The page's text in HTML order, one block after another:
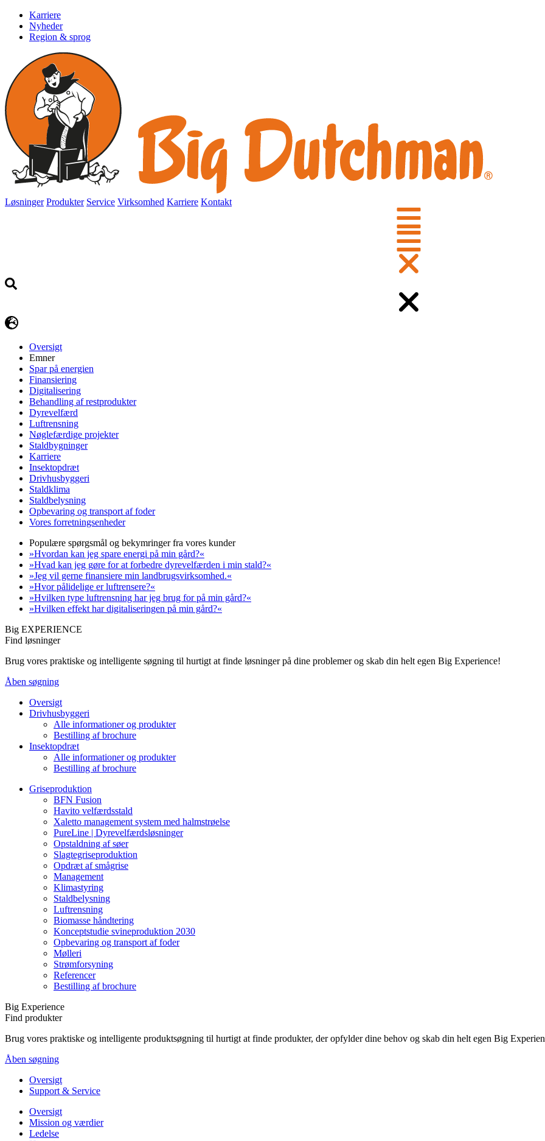
Karriere
Nyheder
Region & sprog
Løsninger Produkter Service Virksomhed Karriere Kontakt
Oversigt
Emner
Spar på energien
Finansiering
Digitalisering
Behandling af restprodukter
Dyrevelfærd
Luftrensning
Nøglefærdige projekter
Staldbygninger
Karriere
Insektopdræt
Drivhusbyggeri
Staldklima
Staldbelysning
Opbevaring og transport af foder
Vores forretningsenheder
Populære spørgsmål og bekymringer fra vores kunder
»Hvordan kan jeg spare energi på min gård?«
»Hvad kan jeg gøre for at forbedre dyrevelfærden i min stald?«
»Jeg vil gerne finansiere min landbrugsvirksomhed.«
»Hvor pålidelige er luftrensere?«
»Hvilken type luftrensning har jeg brug for på min gård?«
»Hvilken effekt har digitaliseringen på min gård?«
Big EXPERIENCE
Find løsninger
Brug vores praktiske og intelligente søgning til hurtigt at finde løsninger på dine problemer og skab din helt egen Big Experience!
Åben søgning
Oversigt
Drivhusbyggeri
Alle informationer og produkter
Bestilling af brochure
Insektopdræt
Alle informationer og produkter
Bestilling af brochure
Griseproduktion
BFN Fusion
Havito velfærdsstald
Xaletto management system med halmstrøelse
PureLine | Dyrevelfærdsløsninger
Opstaldning af søer
Slagtegriseproduktion
Opdræt af smågrise
Management
Klimastyring
Staldbelysning
Luftrensning
Biomasse håndtering
Konceptstudie svineproduktion 2030
Opbevaring og transport af foder
Mølleri
Strømforsyning
Referencer
Bestilling af brochure
Big Experience
Find produkter
Brug vores praktiske og intelligente produktsøgning til hurtigt at finde produkter, der opfylder dine behov og skab din helt egen Big
Åben søgning
Oversigt
Support & Service
Oversigt
Mission og værdier
Ledelse